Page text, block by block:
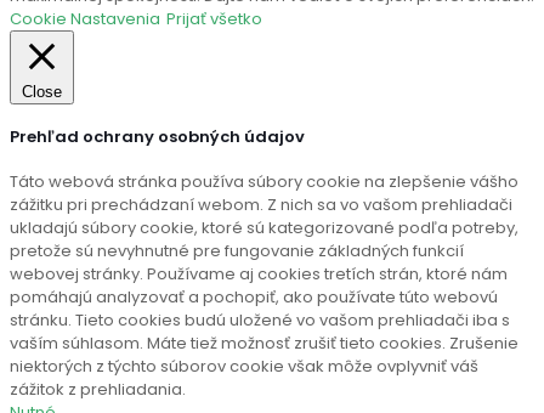
Cookie Nastavenia Prijať všetko
Close
Prehľad ochrany osobných údajov
Táto webová stránka používa súbory cookie na zlepšenie vášho
zážitku pri prechádzaní webom. Z nich sa vo vašom prehliadači
ukladajú súbory cookie, ktoré sú kategorizované podľa potreby,
pretože sú nevyhnutné pre fungovanie základných funkcií
webovej stránky. Používame aj cookies tretích strán, ktoré nám
pomáhajú analyzovať a pochopiť, ako používate túto webovú
stránku. Tieto cookies budú uložené vo vašom prehliadači iba s
vaším súhlasom. Máte tiež možnosť zrušiť tieto cookies. Zrušenie
niektorých z týchto súborov cookie však môže ovplyvniť váš
zážitok z prehliadania.